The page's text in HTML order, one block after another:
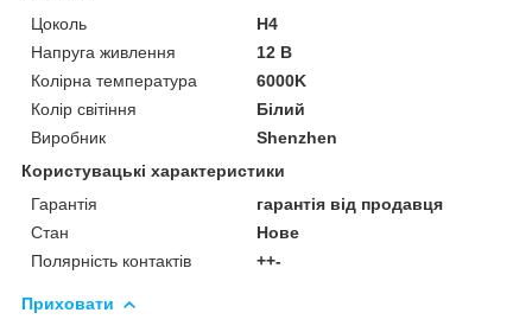
Цоколь
H4
Напруга живлення
12 В
Колірна температура
6000K
Колір світіння
Білий
Виробник
Shenzhen
Користувацькі характеристики
Гарантія
гарантія від продавця
Стан
Нове
Полярність контактів
++-
Приховати